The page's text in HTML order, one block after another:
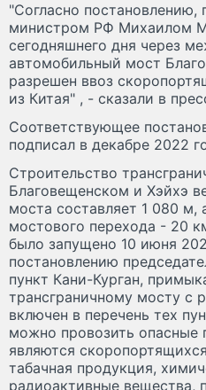
"Согласно
министром РФ Михаилом
сегодняшнего дня через
автомобильный мост
разрешен ввоз
из Китая" , - сказали в
Соответствующее
подписал в декабре 2022
Строительство
Благовещенском и Хэйхэ
моста составляет 1 080 м,
мостового перехода - 20
было запущено 10 июня
постановлению
пункт Кани-Курган,
трансграничному мосту с
включен в перечень тех
можно провозить опасные
являются
табачная продукция,
радиоактивные вещества,